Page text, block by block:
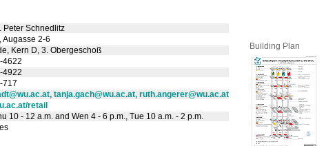
Peter Schnedlitz
Augasse 2-6
, Kern D, 3. Obergeschoß
4622
4922
717
tanja.gach@wu.ac.at, ruth.angerer@wu.ac.at
retail
10 - 12 a.m. and Wen 4 - 6 p.m., Tue 10 a.m. - 2 p.m.
Building Plan